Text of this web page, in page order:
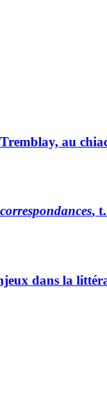
au
,
dans la